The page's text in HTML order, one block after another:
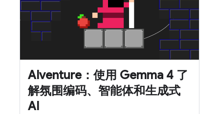
AIventure：使用 Gemma 4 了
解氛围编码、智能体和生成式
AI